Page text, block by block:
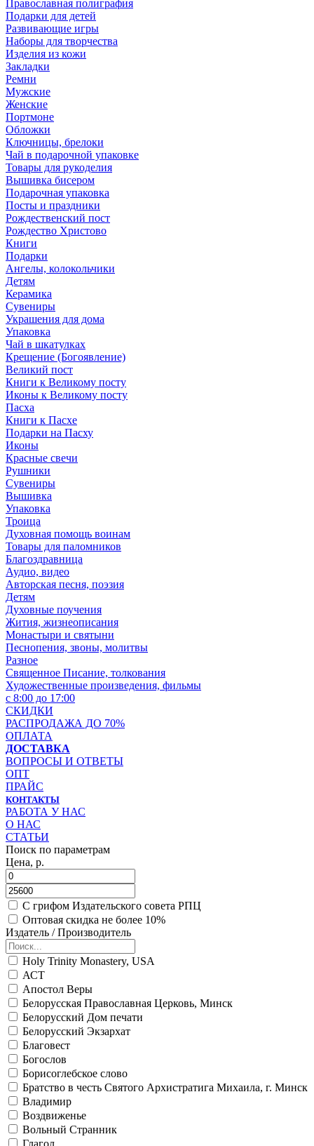
Православная полиграфия
Подарки для детей
Развивающие игры
Наборы для творчества
Изделия из кожи
Закладки
Ремни
Мужские
Женские
Портмоне
Обложки
Ключницы, брелоки
Чай в подарочной упаковке
Товары для рукоделия
Вышивка бисером
Подарочная упаковка
Посты и праздники
Рождественский пост
Рождество Христово
Книги
Подарки
Ангелы, колокольчики
Детям
Керамика
Сувениры
Украшения для дома
Упаковка
Чай в шкатулках
Крещение (Богоявление)
Великий пост
Книги к Великому посту
Иконы к Великому посту
Пасха
Книги к Пасхе
Подарки на Пасху
Иконы
Красные свечи
Рушники
Сувениры
Вышивка
Упаковка
Троица
Духовная помощь воинам
Товары для паломников
Благоздравница
Аудио, видео
Авторская песня, поэзия
Детям
Духовные поучения
Жития, жизнеописания
Монастыри и святыни
Песнопения, звоны, молитвы
Разное
Священное Писание, толкования
Художественные произведения, фильмы
с 8:00 до 17:00
СКИДКИ
РАСПРОДАЖА ДО 70%
ОПЛАТА
ДОСТАВКА
ВОПРОСЫ И ОТВЕТЫ
ОПТ
ПРАЙС
КОНТАКТЫ
РАБОТА У НАС
О НАС
СТАТЬИ
Поиск по параметрам
Цена, р.
С грифом Издательского совета РПЦ
Оптовая скидка не более 10%
Издатель / Производитель
Holy Trinity Monastery, USA
АСТ
Апостол Веры
Белорусская Православная Церковь, Минск
Белорусский Дом печати
Белорусский Экзархат
Благовест
Богослов
Борисоглебское слово
Братство в честь Святого Архистратига Михаила, г. Минск
Владимир
Воздвиженье
Вольный Странник
Глагол